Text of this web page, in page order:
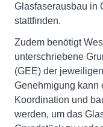
Glasfaserausbau in
stattfinden.
Zudem benötigt
unterschriebene
(GEE) der
Genehmigung kann
Koordination und
werden, um das